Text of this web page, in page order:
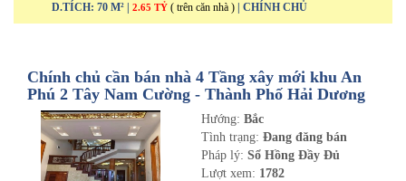
D.TÍCH: 70 M² | 2.65 TỶ ( trên căn nhà ) | CHÍNH CHỦ
Chính chủ cần bán nhà 4 Tầng xây mới khu An
Phú 2 Tây Nam Cường - Thành Phố Hải Dương
Hướng: Bắc
Tình trạng: Đang đăng bán
Pháp lý: Sổ Hồng Đầy Đủ
Lượt xem: 1782